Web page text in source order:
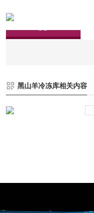
黑山羊冷冻库相关内容